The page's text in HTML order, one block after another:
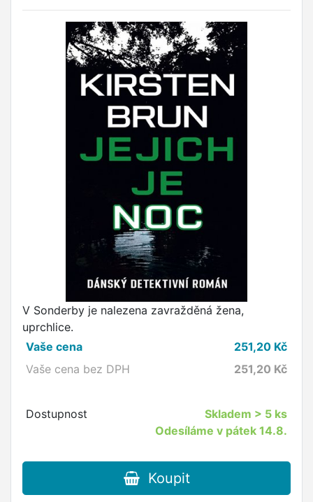
V Sonderby je nalezena zavražděná žena,
uprchlice.
Vaše cena
251,20 Kč
Vaše cena bez DPH
251,20 Kč
Dostupnost Skladem > 5 ks
Odesíláme v pátek 14.8.
Koupit